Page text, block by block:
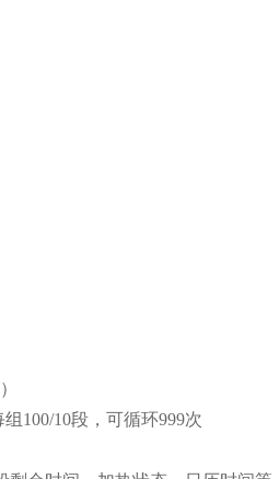
100/10段，可循环999次